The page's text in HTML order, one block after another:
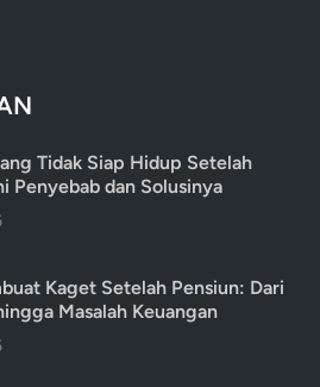
Tidak Siap Hidup Setelah
Penyebab dan Solusinya
Kaget Setelah Pensiun: Dari
Masalah Keuangan